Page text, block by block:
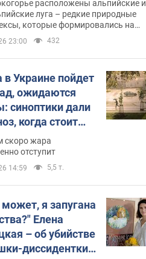
расположены альпийские и
луга – редкие природные
которые формировались на
сотен лет
23:00 432
Украине пойдет
ожидаются
синоптики дали
когда стоит
изменения
скоро жара
отступит
14:59 5,5 т.
я запугана
Елена
– об убийстве
диссидентки